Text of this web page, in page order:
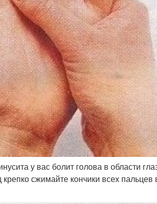
у вас болит голова в области
сжимайте кончики всех